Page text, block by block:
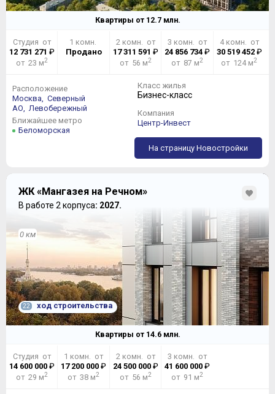
Квартиры от 12.7млн.
Студия от
12 731 271 ₽
от 23 м2
1 комн.
Продано
2 комн. от
17 311 591 ₽
от 56 м2
3 комн. от
24 856 734 ₽
от 87 м2
4 комн. от
30 519 452₽
от 124 м2
Расположение
Москва,
Северный
АО,
Левобережный
Ближайшее метро
Беломорская
Класс жилья
Бизнес-класс
Компания
Центр-Инвест
На страницу Новостройки
ЖК «Мангазея на Речном»
В работе 2 корпуса: 2027.
0 км
22 ход строительства
Квартиры от 14.6млн.
Студия от
14 600 000₽
от 29 м2
1 комн. от
17 200 000 ₽
от 38 м2
2 комн. от
24 500 000₽
от 56 м2
3 комн. от
41 600 000 ₽
от 91 м2